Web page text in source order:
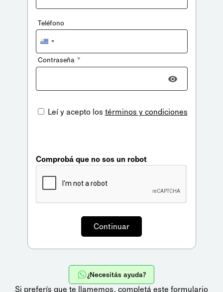
Teléfono
Uruguay
+598
Contraseña *
Leí y acepto los términos y condiciones
Comprobá que no sos un robot
¿Necesitás ayuda?
Si preferís que te llamemos, completá este formulario